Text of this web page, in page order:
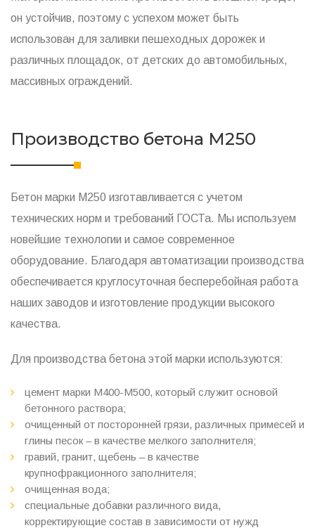
он устойчив, поэтому с успехом может быть
использован для заливки пешеходных дорожек и
различных площадок, от детских до автомобильных,
массивных ограждений.
Производство бетона M250
Бетон марки М250 изготавливается с учетом
технических норм и требований ГОСТа. Мы используем
новейшие технологии и самое современное
оборудование. Благодаря автоматизации производства
обеспечивается круглосуточная бесперебойная работа
наших заводов и изготовление продукции высокого
качества.
Для производства бетона этой марки используются:
цемент марки М400-М500, который служит основой
бетонного раствора;
очищенный от посторонней грязи, различных примесей и
глины песок – в качестве мелкого заполнителя;
гравий, гранит, щебень – в качестве
крупнофракционного заполнителя;
очищенная вода;
специальные добавки различного вида,
корректирующие состав в зависимости от нужд